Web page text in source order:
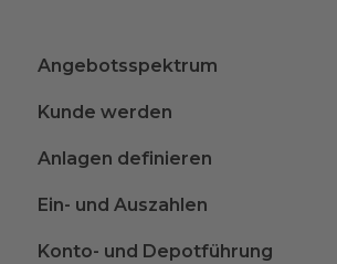
Angebotsspektrum
Kunde werden
Anlagen definieren
Ein- und Auszahlen
Konto- und Depotführung